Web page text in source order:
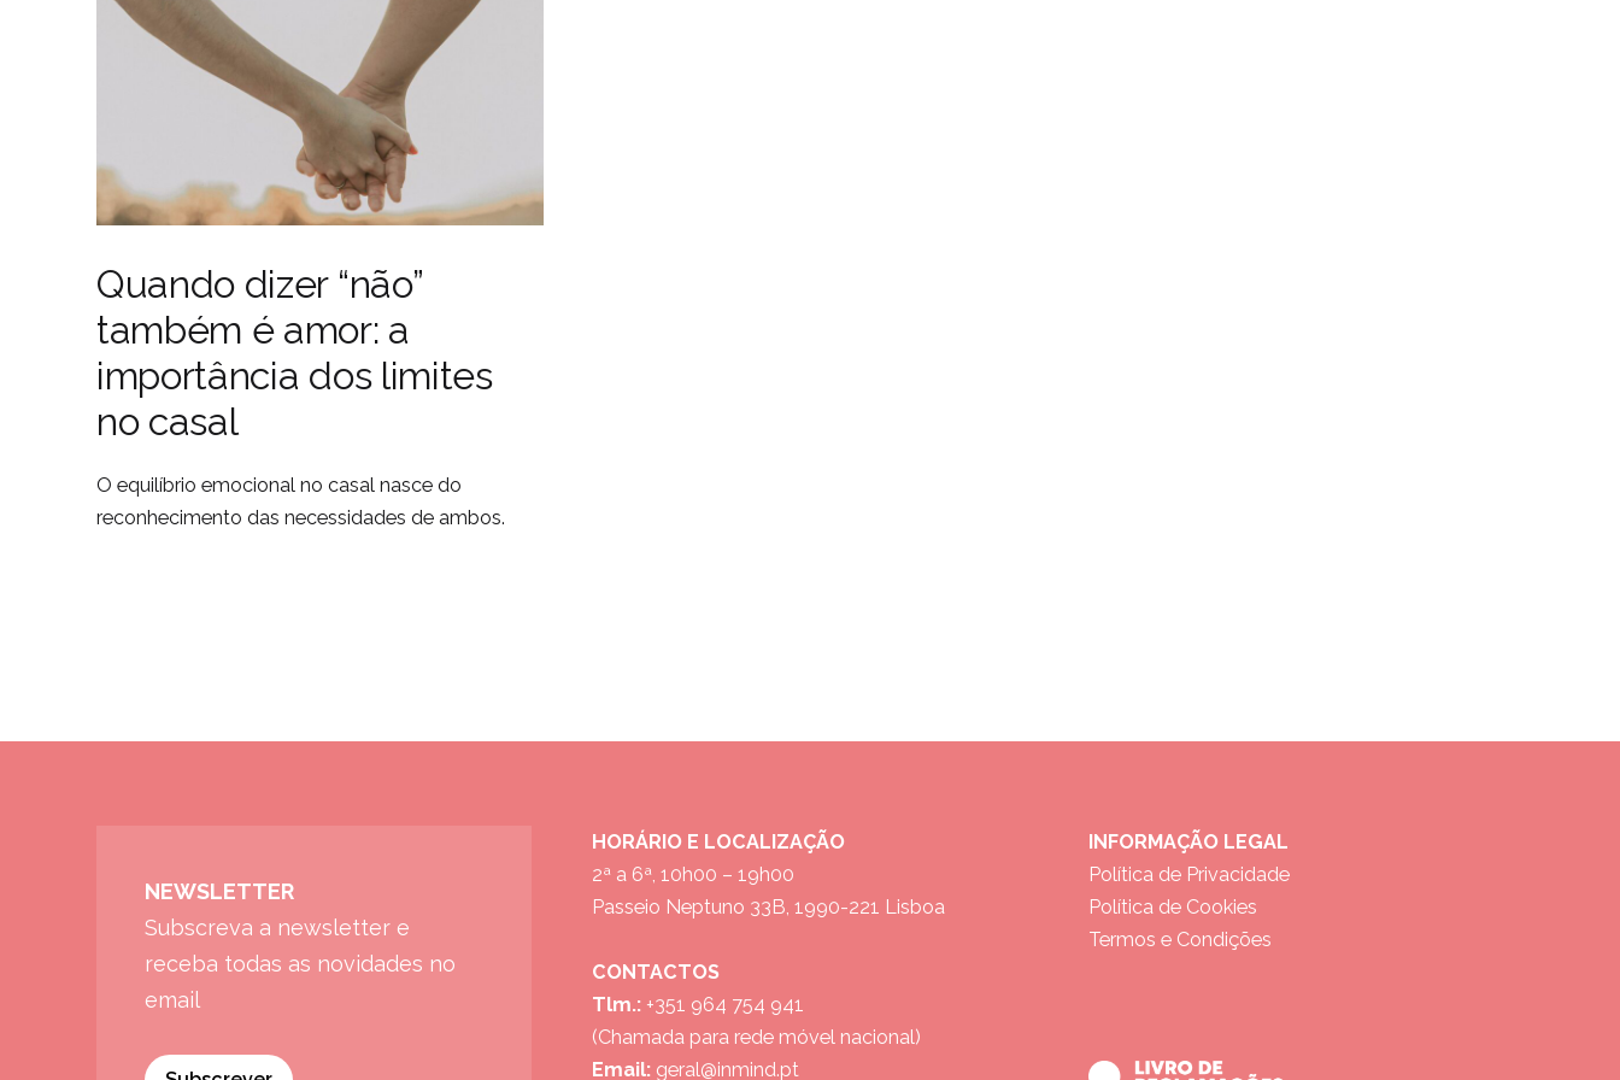
Quando dizer “não”
também é amor: a
importância dos limites
no casal
O equilíbrio emocional no casal nasce do
reconhecimento das necessidades de ambos.
NEWSLETTER
Subscreva a newsletter e
receba todas as novidades no
email
HORÁRIO E LOCALIZAÇÃO
2ª a 6ª, 10h00 – 19h00
Passeio Neptuno 33B, 1990-221 Lisboa
CONTACTOS
Tlm.: +351 964 754 941
(Chamada para rede móvel nacional)
Email: geral@inmind.pt
INFORMAÇÃO LEGAL
Política de Privacidade
Política de Cookies
Termos e Condições